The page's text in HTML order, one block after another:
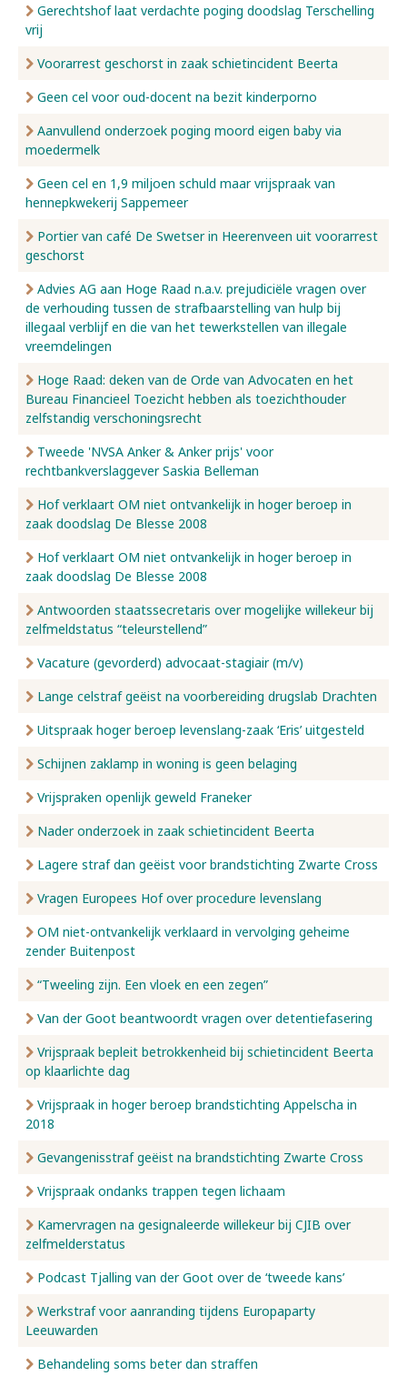
Gerechtshof laat verdachte poging doodslag Terschelling
vrij
Voorarrest geschorst in zaak schietincident Beerta
Geen cel voor oud-docent na bezit kinderporno
Aanvullend onderzoek poging moord eigen baby via
moedermelk
Geen cel en 1,9 miljoen schuld maar vrijspraak van
hennepkwekerij Sappemeer
Portier van café De Swetser in Heerenveen uit voorarrest
geschorst
Advies AG aan Hoge Raad n.a.v. prejudiciële vragen over
de verhouding tussen de strafbaarstelling van hulp bij
illegaal verblijf en die van het tewerkstellen van illegale
vreemdelingen
Hoge Raad: deken van de Orde van Advocaten en het
Bureau Financieel Toezicht hebben als toezichthouder
zelfstandig verschoningsrecht
Tweede 'NVSA Anker & Anker prijs' voor
rechtbankverslaggever Saskia Belleman
Hof verklaart OM niet ontvankelijk in hoger beroep in
zaak doodslag De Blesse 2008
Hof verklaart OM niet ontvankelijk in hoger beroep in
zaak doodslag De Blesse 2008
Antwoorden staatssecretaris over mogelijke willekeur bij
zelfmeldstatus “teleurstellend”
Vacature (gevorderd) advocaat-stagiair (m/v)
Lange celstraf geëist na voorbereiding drugslab Drachten
Uitspraak hoger beroep levenslang-zaak ‘Eris’ uitgesteld
Schijnen zaklamp in woning is geen belaging
Vrijspraken openlijk geweld Franeker
Nader onderzoek in zaak schietincident Beerta
Lagere straf dan geëist voor brandstichting Zwarte Cross
Vragen Europees Hof over procedure levenslang
OM niet-ontvankelijk verklaard in vervolging geheime
zender Buitenpost
“Tweeling zijn. Een vloek en een zegen”
Van der Goot beantwoordt vragen over detentiefasering
Vrijspraak bepleit betrokkenheid bij schietincident Beerta
op klaarlichte dag
Vrijspraak in hoger beroep brandstichting Appelscha in
2018
Gevangenisstraf geëist na brandstichting Zwarte Cross
Vrijspraak ondanks trappen tegen lichaam
Kamervragen na gesignaleerde willekeur bij CJIB over
zelfmelderstatus
Podcast Tjalling van der Goot over de ‘tweede kans’
Werkstraf voor aanranding tijdens Europaparty
Leeuwarden
Behandeling soms beter dan straffen